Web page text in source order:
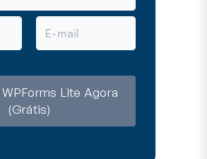
E
m
Lite Agora
(Grátis)